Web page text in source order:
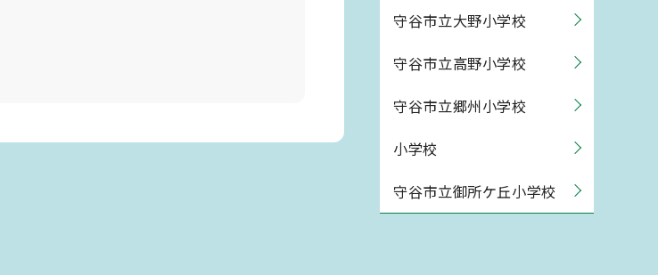
守谷市立大野小学校
守谷市立高野小学校
守谷市立郷州小学校
小学校
守谷市立御所ケ丘小学校